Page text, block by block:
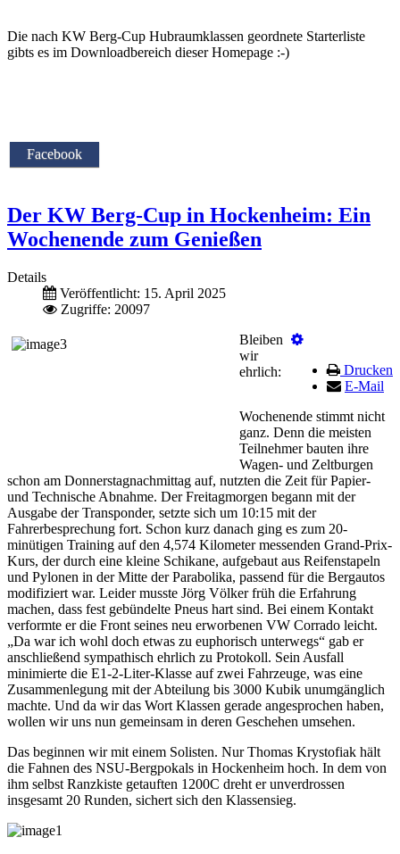
Die nach KW Berg-Cup Hubraumklassen geordnete Starterliste
gibts es im Downloadbereich dieser Homepage :-)
Facebook
Der KW Berg-Cup in Hockenheim: Ein
Wochenende zum Genießen
Details
Veröffentlicht: 15. April 2025
Zugriffe: 20097
Drucken
E-Mail
Bleiben
wir
ehrlich:
Wochenende stimmt nicht
ganz. Denn die meisten
Teilnehmer bauten ihre
Wagen- und Zeltburgen
schon am Donnerstagnachmittag auf, nutzten die Zeit für Papier-
und Technische Abnahme. Der Freitagmorgen begann mit der
Ausgabe der Transponder, setzte sich um 10:15 mit der
Fahrerbesprechung fort. Schon kurz danach ging es zum 20-
minütigen Training auf den 4,574 Kilometer messenden Grand-Prix-
Kurs, der durch eine kleine Schikane, aufgebaut aus Reifenstapeln
und Pylonen in der Mitte der Parabolika, passend für die Bergautos
modifiziert war. Leider musste Jörg Völker früh die Erfahrung
machen, dass fest gebündelte Pneus hart sind. Bei einem Kontakt
verformte er die Front seines neu erworbenen VW Corrado leicht.
„Da war ich wohl doch etwas zu euphorisch unterwegs“ gab er
anschließend sympathisch ehrlich zu Protokoll. Sein Ausfall
minimierte die E1-2-Liter-Klasse auf zwei Fahrzeuge, was eine
Zusammenlegung mit der Abteilung bis 3000 Kubik unumgänglich
machte. Und da wir das Wort Klassen gerade angesprochen haben,
wollen wir uns nun gemeinsam in deren Geschehen umsehen.
Das beginnen wir mit einem Solisten. Nur Thomas Krystofiak hält
die Fahnen des NSU-Bergpokals in Hockenheim hoch. In dem von
ihm selbst Ranzkiste getauften 1200C dreht er unverdrossen
insgesamt 20 Runden, sichert sich den Klassensieg.